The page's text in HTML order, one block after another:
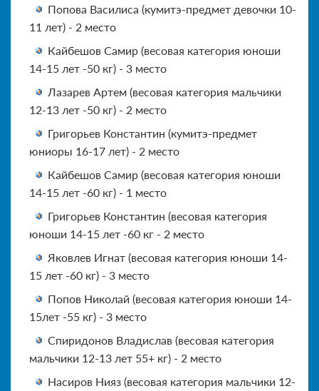
Попова Василиса (кумитэ-предмет девочки 10-
11 лет) - 2 место
Кайбешов Самир (весовая категория юноши
14-15 лет -50 кг) - 3 место
Лазарев Артем (весовая категория мальчики
12-13 лет -50 кг) - 2 место
Григорьев Константин (кумитэ-предмет
юниоры 16-17 лет) - 2 место
Кайбешов Самир (весовая категория юноши
14-15 лет -60 кг) - 1 место
Григорьев Константин (весовая категория
юноши 14-15 лет -60 кг - 2 место
Яковлев Игнат (весовая категория юноши 14-
15 лет -60 кг) - 3 место
Попов Николай (весовая категория юноши 14-
15лет -55 кг) - 3 место
Спиридонов Владислав (весовая категория
мальчики 12-13 лет 55+ кг) - 2 место
Насиров Нияз (весовая категория мальчики 12-